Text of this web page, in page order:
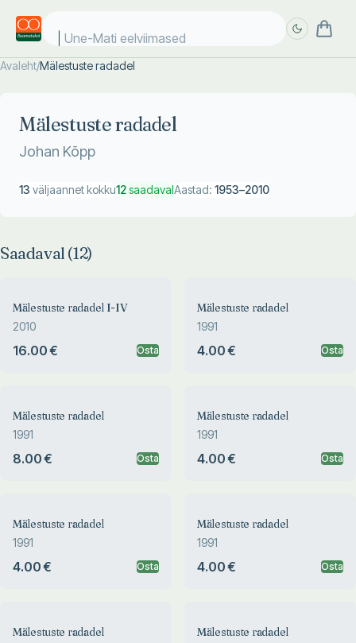
Une-Mati eelviimased ki
Avaleht/Mälestuste radadel
Mälestuste radadel
Johan Kõpp
13 väljaannet kokku12saadavalAastad: 1953–2010
Saadaval (12)
Mälestuste radadel I-IV
2010
16.00 € Osta
Mälestuste radadel
1991
4.00 € Osta
Mälestuste radadel
1991
8.00 € Osta
Mälestuste radadel
1991
4.00 € Osta
Mälestuste radadel
1991
4.00 € Osta
Mälestuste radadel
1991
4.00 € Osta
Mälestuste radadel Mälestuste radadel